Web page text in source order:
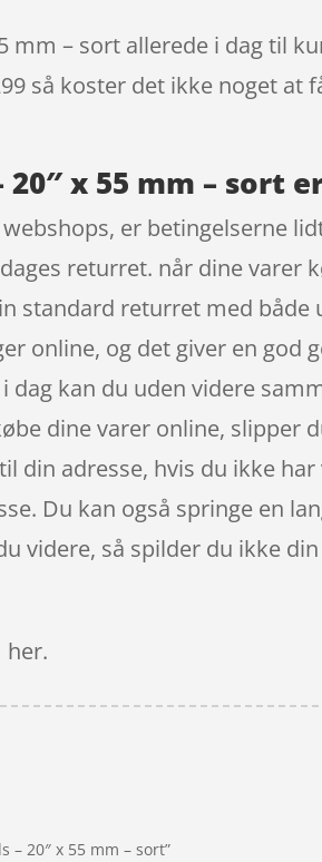
mm – sort allerede i dag til
så koster det ikke noget at
20″ x 55 mm –
er betingelserne
returret. når dine varer
standard returret med både
online, og det giver en god
kan du uden videre
dine varer online, slipper
din adresse, hvis du ikke
Du kan også springe en
videre, så spilder du ikke
her.
20″ x 55 mm – sort”